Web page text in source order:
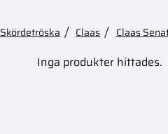
Skördetröska Claas Claas
Inga produkter hittades.